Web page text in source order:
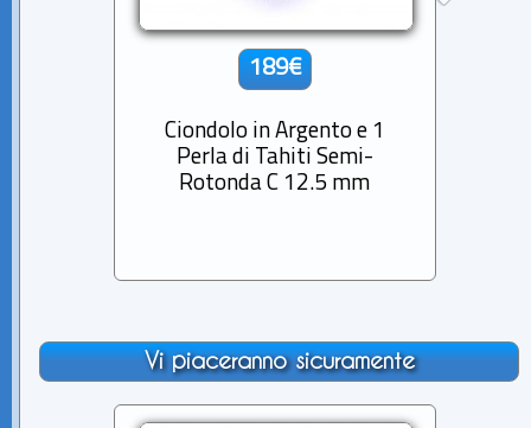
189€
Ciondolo in Argento e 1
Perla di Tahiti Semi-
Rotonda C 12.5 mm
Vi piaceranno sicuramente